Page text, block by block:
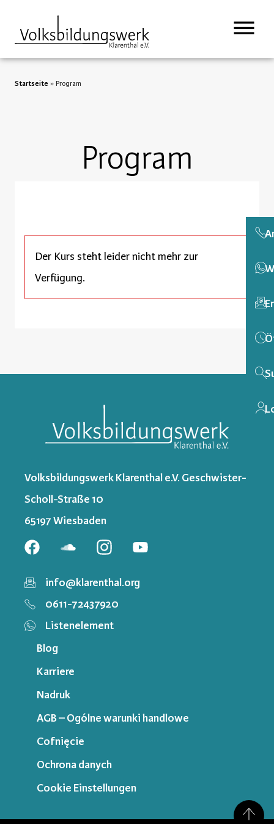
Startseite » Program
Program
Der Kurs steht leider nicht mehr zur
Verfügung.
Volksbildungswerk Klarenthal e.V. Geschwister-
Scholl-Straße 10
65197 Wiesbaden
info@klarenthal.org
0611-72437920
Listenelement
Blog
Karriere
Nadruk
AGB – Ogólne warunki handlowe
Cofnięcie
Ochrona danych
Cookie Einstellungen